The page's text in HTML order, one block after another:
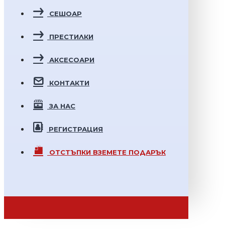
СЕШОАР
ПРЕСТИЛКИ
АКСЕСОАРИ
КОНТАКТИ
ЗА НАС
РЕГИСТРАЦИЯ
ОТСТЪПКИ ВЗЕМЕТЕ ПОДАРЪК